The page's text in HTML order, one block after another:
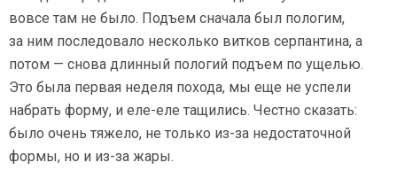
вовсе там не было. Подъем сначала был пологим,
за ним последовало несколько витков серпантина, а
потом — снова длинный пологий подъем по ущелью.
Это была первая неделя похода, мы еще не успели
набрать форму, и еле-еле тащились. Честно сказать:
было очень тяжело, не только из-за недостаточной
формы, но и из-за жары.